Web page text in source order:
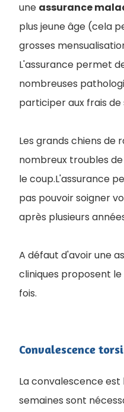
une assurance
plus jeune âge (cela
grosses
L'assurance permet
nombreuses
participer aux frais de
Les grands chiens de
nombreux troubles
le coup.L'assurance
pas pouvoir soigner
après plusieurs
A défaut d'avoir une
cliniques proposent
fois.
Convalescence
La convalescence est
semaines sont